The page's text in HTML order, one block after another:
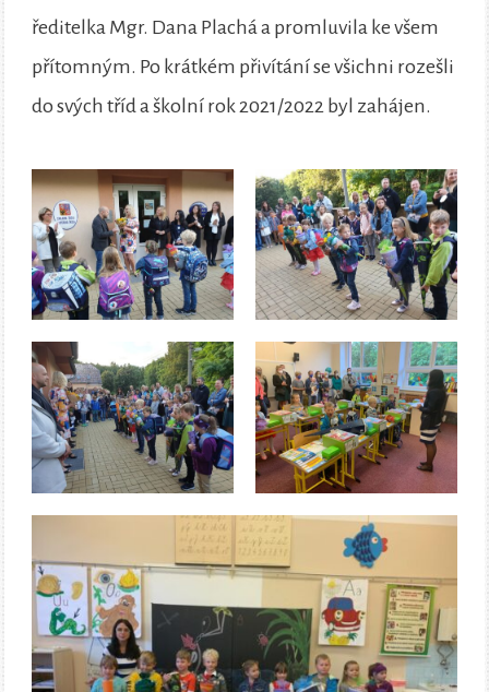
ředitelka Mgr. Dana Plachá a promluvila ke všem
přítomným. Po krátkém přivítání se všichni rozešli
do svých tříd a školní rok 2021/2022 byl zahájen.